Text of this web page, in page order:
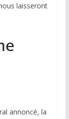
laisseront
annoncé, la